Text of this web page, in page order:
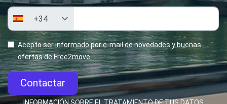
Acepto ser informado por e-mail de novedades y buenas
ofertas de Free2move
Contactar